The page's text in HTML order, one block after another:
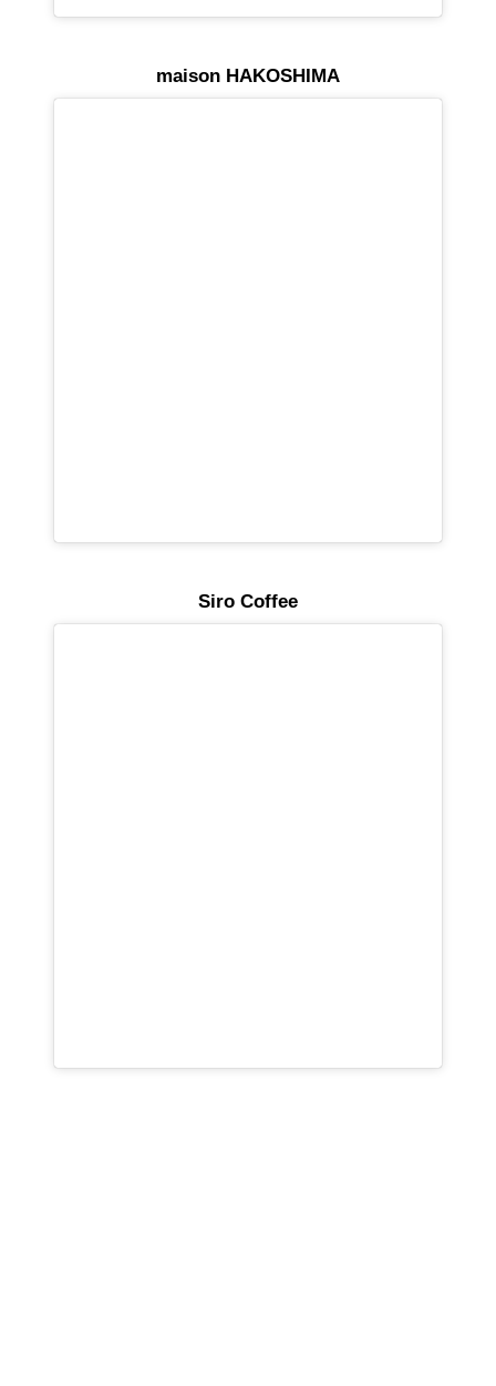
maison HAKOSHIMA
Siro Coffee